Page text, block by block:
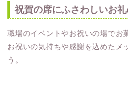
祝賀の席にふさわしいお
職場のイベントやお祝いの場でお
お祝いの気持ちや感謝を込めたメ
う。